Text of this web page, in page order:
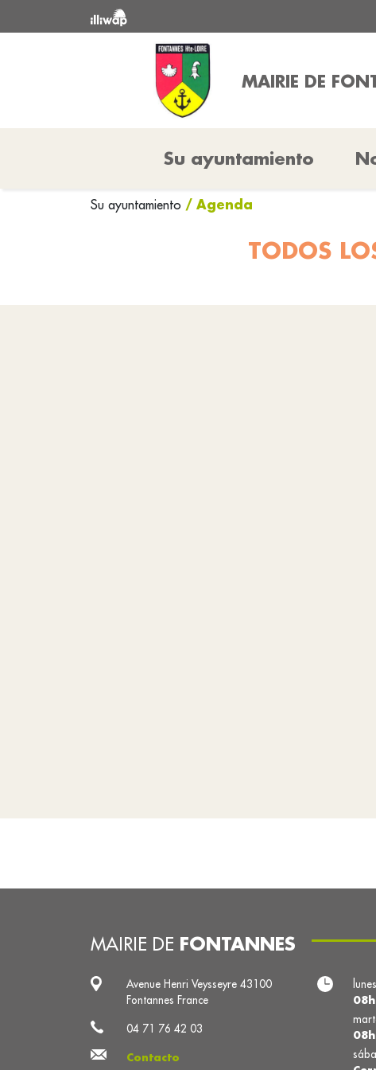
MAIRIE DE
Su ayuntamiento
Su ayuntamiento / Agenda
TODOS
MAIRIE DE FONTANNES
Avenue Henri Veysseyre 43100
Fontannes France
04 71 76 42 03
Contacto